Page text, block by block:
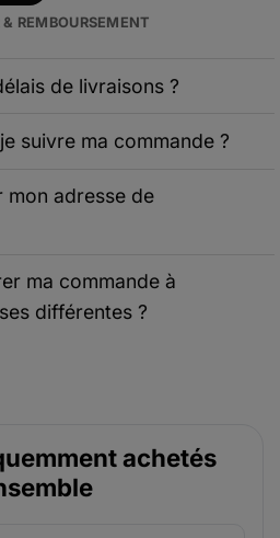
& REMBOURSEMENT
de livraisons ?
suivre ma commande ?
mon adresse de
ma commande à
différentes ?
achetés